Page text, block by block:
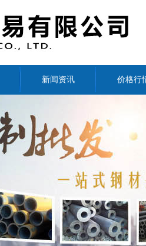
新闻资讯 价格行